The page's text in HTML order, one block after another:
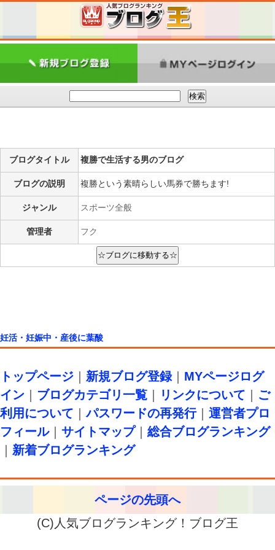
ブログタイトル 複勝で生活する男のブログ
ブログの説明 複勝という素晴らしい馬券で勝ちます!
ジャンル スポーツ全般
管理者 フク
妊活・妊娠中・産後に葉酸
トップページ 新規ブログ登録｜ MYページログ
イン
ブログカテゴリ一覧 リンクについて
ご
利用について ｜パスワードの再発行｜ 運営者プロ
フィール｜ サイトマップ｜ 総合ブログランキング
新着ブログランキング
ページの先頭へ
(C)人気ブログランキング！ブログ王